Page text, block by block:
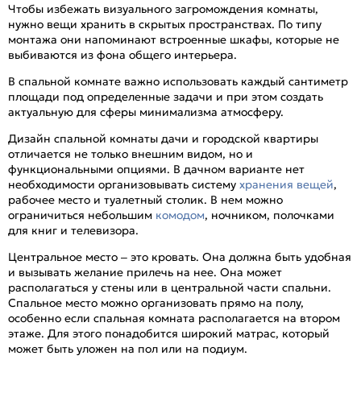
Чтобы избежать визуального загромождения комнаты,
нужно вещи хранить в скрытых пространствах. По типу
монтажа они напоминают встроенные шкафы, которые не
выбиваются из фона общего интерьера.
В спальной комнате важно использовать каждый сантиметр
площади под определенные задачи и при этом создать
актуальную для сферы минимализма атмосферу.
Дизайн спальной комнаты дачи и городской квартиры
отличается не только внешним видом, но и
функциональными опциями. В дачном варианте нет
необходимости организовывать систему хранения вещей,
рабочее место и туалетный столик. В нем можно
ограничиться небольшим комодом, ночником, полочками
для книг и телевизора.
Центральное место – это кровать. Она должна быть удобная
и вызывать желание прилечь на нее. Она может
располагаться у стены или в центральной части спальни.
Спальное место можно организовать прямо на полу,
особенно если спальная комната располагается на втором
этаже. Для этого понадобится широкий матрас, который
может быть уложен на пол или на подиум.